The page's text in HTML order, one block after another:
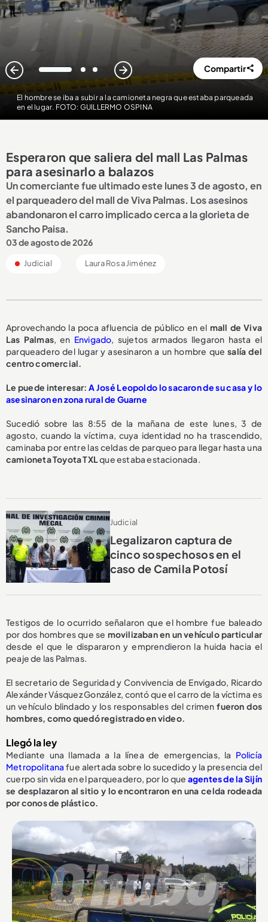
El hombre se iba a subir a la camioneta negra que estaba parqueada
en el lugar. FOTO: GUILLERMO OSPINA
1 2 3 Compartir
Esperaron que saliera del mall Las Palmas
para asesinarlo a balazos
Un comerciante fue ultimado este lunes 3 de agosto, en
el parqueadero del mall de Viva Palmas. Los asesinos
abandonaron el carro implicado cerca a la glorieta de
Sancho Paisa.
03 de agosto de 2026
Judicial Laura Rosa Jiménez
Aprovechando la poca afluencia de público en el mall de Viva
Las Palmas, en Envigado, sujetos armados llegaron hasta el
parqueadero del lugar y asesinaron a un hombre que salía del
centro comercial.
Le puede interesar:A José Leopoldo lo sacaron de su casa y lo
asesinaron en zona rural de Guarne
Sucedió sobre las 8:55 de la mañana de este lunes, 3 de
agosto, cuando la víctima, cuya identidad no ha trascendido,
caminaba por entre las celdas de parqueo para llegar hasta una
camioneta Toyota TXLque estaba estacionada.
Judicial
Legalizaron captura de
cinco sospechosos en el
caso de Camila Potosí
Testigos de lo ocurrido señalaron que el hombre fue baleado
por dos hombres que se movilizaban en un vehículo particular
desde el que le dispararon y emprendieron la huida hacia el
peaje de las Palmas.
El secretario de Seguridad y Convivencia de Envigado, Ricardo
Alexánder Vásquez González, contó que el carro de la víctima es
un vehículo blindado y los responsables del crimenfueron dos
hombres, como quedó registrado en video.
Llegó la ley
Mediante una llamada a la línea de emergencias, la Policía
Metropolitana fue alertada sobre lo sucedido y la presencia del
cuerpo sin vida en el parqueadero, por lo que agentes de la Sijín
se desplazaron al sitio y lo encontraron en una celda rodeada
por conos de plástico.